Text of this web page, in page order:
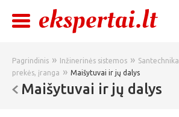
Pagrindinis » Inžinerinės sistemos » Santechnika
prekės, įranga » Maišytuvai ir jų dalys
Maišytuvai ir jų dalys